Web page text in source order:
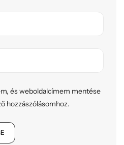
és weboldalcímem mentése
hozzászólásomhoz.